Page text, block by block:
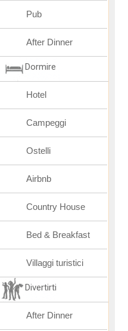
Pub
After Dinner
Dormire
Hotel
Campeggi
Ostelli
Airbnb
Country House
Bed & Breakfast
Villaggi turistici
Divertirti
After Dinner